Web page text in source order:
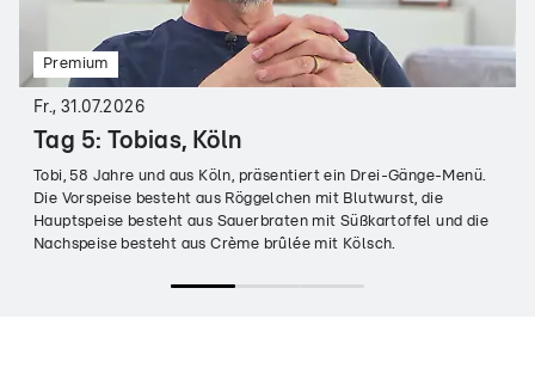
Premium
Fr., 31.07.2026
Tag 5: Tobias, Köln
Tobi, 58 Jahre und aus Köln, präsentiert ein Drei-Gänge-Menü.
Die Vorspeise besteht aus Röggelchen mit Blutwurst, die
Hauptspeise besteht aus Sauerbraten mit Süßkartoffel und die
Nachspeise besteht aus Crème brûlée mit Kölsch.